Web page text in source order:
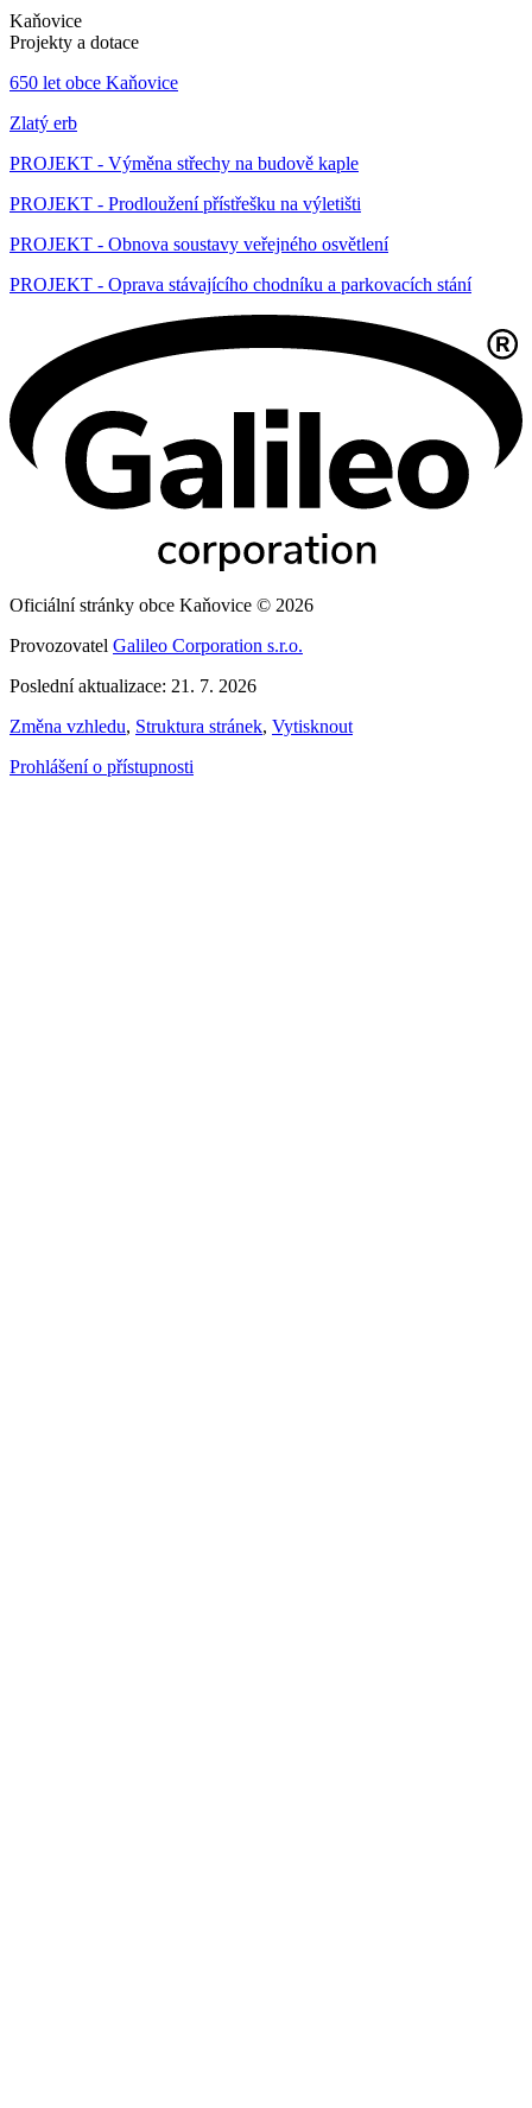
Kaňovice
Projekty a dotace
650 let obce Kaňovice
Zlatý erb
PROJEKT - Výměna střechy na budově kaple
PROJEKT - Prodloužení přístřešku na výletišti
PROJEKT - Obnova soustavy veřejného osvětlení
PROJEKT - Oprava stávajícího chodníku a parkovacích stání
Oficiální stránky obce Kaňovice © 2026
Provozovatel Galileo Corporation s.r.o.
Poslední aktualizace: 21. 7. 2026
Změna vzhledu, Struktura stránek, Vytisknout
Prohlášení o přístupnosti